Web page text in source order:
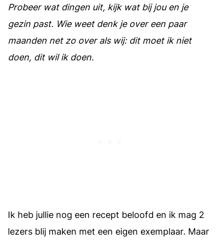
Probeer wat dingen uit, kijk wat bij jou en je
gezin past. Wie weet denk je over een paar
maanden net zo over als wij: dit moet ik niet
doen, dit wil ik doen.
Ik heb jullie nog een recept beloofd en ik mag 2
lezers blij maken met een eigen exemplaar. Maar